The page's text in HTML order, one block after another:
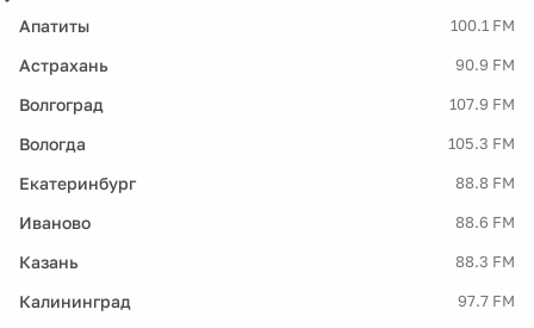
Апатиты 100.1 FM
Астрахань 90.9 FM
Волгоград 107.9 FM
Вологда 105.3 FM
Екатеринбург 88.8 FM
Иваново 88.6 FM
Казань 88.3 FM
Калининград 97.7 FM